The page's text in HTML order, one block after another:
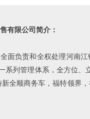
有限公司简介：
负责和全权处理河南
系列管理体系，全方位
全顺商务车，福特领界